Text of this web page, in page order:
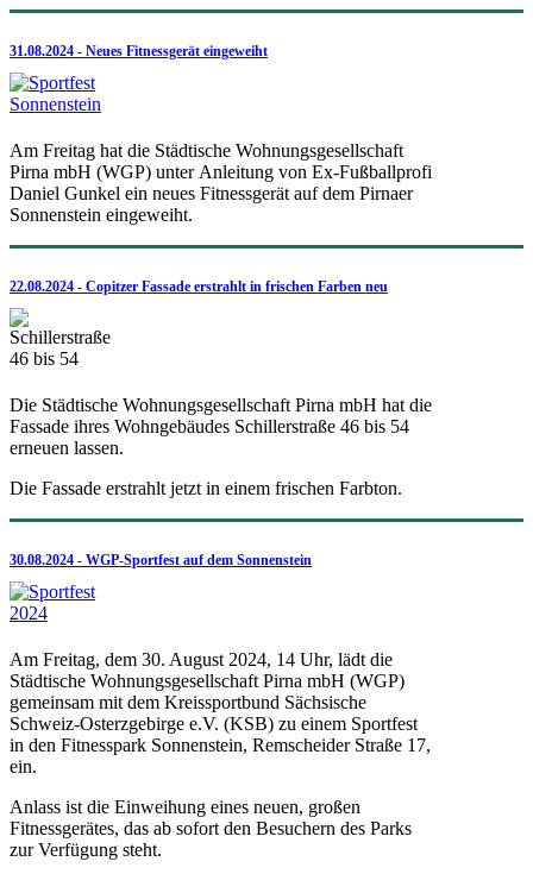
31.08.2024 - Neues Fitnessgerät eingeweiht
Am Freitag hat die Städtische Wohnungsgesellschaft
Pirna mbH (WGP) unter Anleitung von Ex-Fußballprofi
Daniel Gunkel ein neues Fitnessgerät auf dem Pirnaer
Sonnenstein eingeweiht.
22.08.2024 - Copitzer Fassade erstrahlt in frischen Farben neu
Die Städtische Wohnungsgesellschaft Pirna mbH hat die
Fassade ihres Wohngebäudes Schillerstraße 46 bis 54
erneuen lassen.
Die Fassade erstrahlt jetzt in einem frischen Farbton.
30.08.2024 - WGP-Sportfest auf dem Sonnenstein
Am Freitag, dem 30. August 2024, 14 Uhr, lädt die
Städtische Wohnungsgesellschaft Pirna mbH (WGP)
gemeinsam mit dem Kreissportbund Sächsische
Schweiz-Osterzgebirge e.V. (KSB) zu einem Sportfest
in den Fitnesspark Sonnenstein, Remscheider Straße 17,
ein.
Anlass ist die Einweihung eines neuen, großen
Fitnessgerätes, das ab sofort den Besuchern des Parks
zur Verfügung steht.